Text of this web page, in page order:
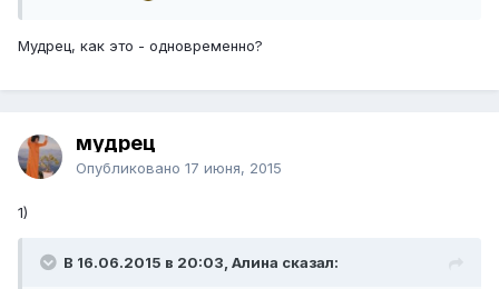
Мудрец, как это - одновременно?
мудрец
Опубликовано 17 июня, 2015
1)
В 16.06.2015 в 20:03, Алина сказал: